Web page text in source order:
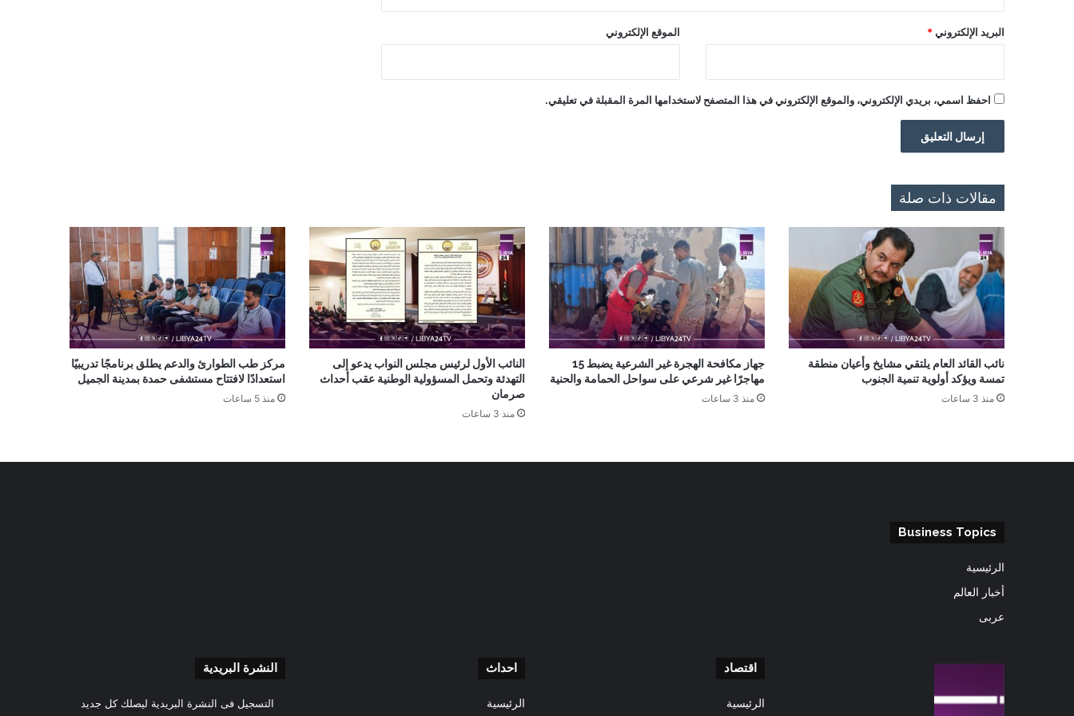
البريد الإلكتروني * الموقع الإلكتروني
احفظ اسمي، بريدي الإلكتروني، والموقع الإلكتروني في هذا المتصفح لاستخدامها المرة المقبلة في تعليقي.
مقالات ذات صلة
نائب القائد العام يلتقي مشايخ وأعيان منطقة
تمسة ويؤكد أولوية تنمية الجنوب
منذ 3 ساعات
جهاز مكافحة الهجرة غير الشرعية يضبط 15
مهاجرًا غير شرعي على سواحل الحمامة والحنية
منذ 3 ساعات
النائب الأول لرئيس مجلس النواب يدعو إلى
التهدئة وتحمل المسؤولية الوطنية عقب أحداث
صرمان
منذ 3 ساعات
مركز طب الطوارئ والدعم يطلق برنامجًا تدريبيًا
استعدادًا لافتتاح مستشفى حمدة بمدينة الجميل
منذ 5 ساعات
Business Topics
الرئيسية
أخبار العالم
عربى
اقتصاد
الرئيسية
احداث
الرئيسية
النشرة البريدية
التسجيل فى النشرة البريدية ليصلك كل جديد